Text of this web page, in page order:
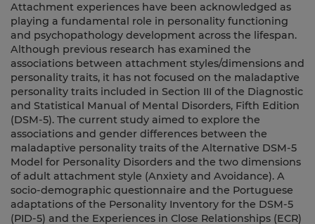
Attachment experiences have been acknowledged as
playing a fundamental role in personality functioning
and psychopathology development across the lifespan.
Although previous research has examined the
associations between attachment styles/dimensions and
personality traits, it has not focused on the maladaptive
personality traits included in Section III of the Diagnostic
and Statistical Manual of Mental Disorders, Fifth Edition
(DSM-5). The current study aimed to explore the
associations and gender differences between the
maladaptive personality traits of the Alternative DSM-5
Model for Personality Disorders and the two dimensions
of adult attachment style (Anxiety and Avoidance). A
socio-demographic questionnaire and the Portuguese
adaptations of the Personality Inventory for the DSM-5
(PID-5) and the Experiences in Close Relationships (ECR)